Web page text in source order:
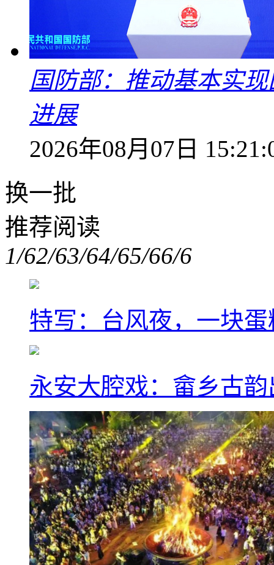
国防部：推动基本实
进展
2026年08月07日
换一批
推荐阅读
1/62/63/64/65/66/6
特写：台风夜，一块
永安大腔戏：畲乡古